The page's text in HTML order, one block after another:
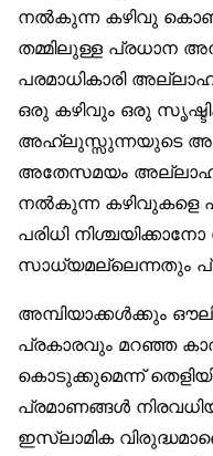
നല്‍കുന്ന കഴിവു
തമ്മിലുള്ള പ്രധാന
പരമാധികാരി
ഒരു കഴിവും ഒരു
അഹ്ലുസ്സുന്നയുടെ
അതേസമയം അല്ലാഹു
നല്‍കുന്ന കഴിവുകളെ
പരിധി
സാധ്യമല്ലെന്നതും
അമ്പിയാക്കള്‍ക്കും
പ്രകാരവും മറഞ്ഞ
കൊടുക്കുമെന്ന്
പ്രമാണങ്ങള്‍
ഇസ്‌ലാമിക